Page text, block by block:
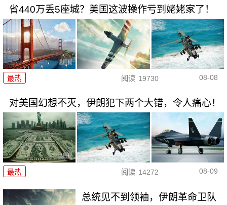
省440万丢5座城？美国这波操作亏到姥姥家了！
最热 阅读 19730 08-08
对美国幻想不灭，伊朗犯下两个大错，令人痛心！
最热 阅读 14272 08-09
总统见不到领袖，伊朗革命卫队